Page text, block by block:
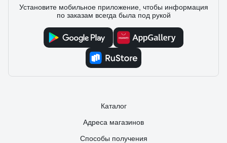
Установите мобильное приложение, чтобы информация
по заказам всегда была под рукой
Каталог
Адреса магазинов
Способы получения